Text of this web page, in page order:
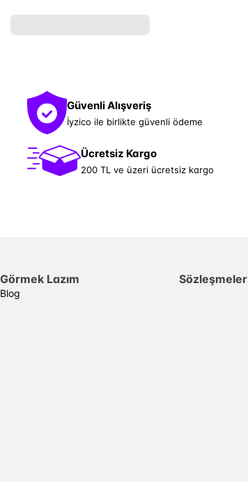
Güvenli Alışveriş
İyzico ile birlikte güvenli ödeme
Ücretsiz Kargo
200 TL ve üzeri ücretsiz kargo
Görmek Lazım
Blog
Sözleşmeler